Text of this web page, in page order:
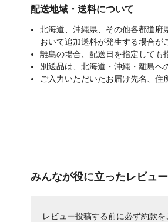
配送地域・送料について
北海道、沖縄県、その他各都道府
おいて追加送料が発生する場合が
離島の場合、配送日を指定しても
別送品は、北海道・沖縄・離島へ
ご入力いただいたお届け先名、住
みんなが役に立ったレビュー
レビュー投稿する前に必ず約款を